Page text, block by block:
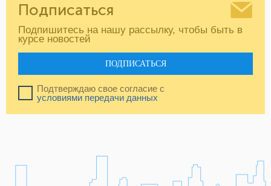
Подписаться
Подпишитесь на нашу рассылку, чтобы быть в
курсе новостей
ПОДПИСАТЬСЯ
Подтверждаю свое согласие с
условиями передачи данных